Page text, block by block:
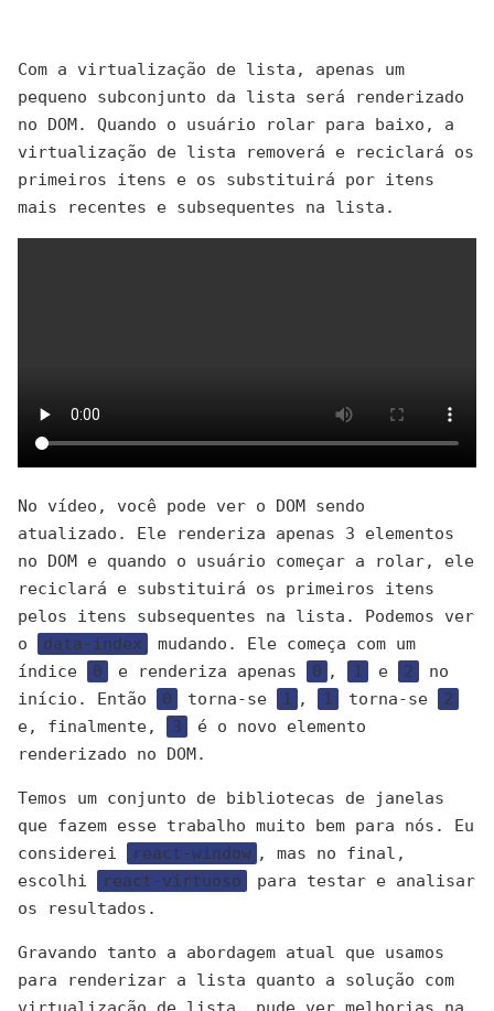
Com a virtualização de lista, apenas um
pequeno subconjunto da lista será renderizado
no DOM. Quando o usuário rolar para baixo, a
virtualização de lista removerá e reciclará os
primeiros itens e os substituirá por itens
mais recentes e subsequentes na lista.
No vídeo, você pode ver o DOM sendo
atualizado. Ele renderiza apenas 3 elementos
no DOM e quando o usuário começar a rolar, ele
reciclará e substituirá os primeiros itens
pelos itens subsequentes na lista. Podemos ver
o
data-index
mudando. Ele começa com um
índice
0 e renderiza apenas 0 , 1 e 2
no
início. Então
0 torna-se 1 , 1 torna-se
2
e, finalmente,
3
é o novo elemento
renderizado no DOM.
Temos um conjunto de bibliotecas de janelas
que fazem esse trabalho muito bem para nós. Eu
considerei
react-window , mas no final,
escolhi
react-virtuoso
para testar e analisar
os resultados.
Gravando tanto a abordagem atual que usamos
para renderizar a lista quanto a solução com